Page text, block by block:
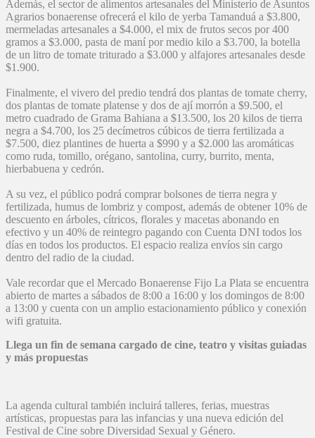
Además, el sector de alimentos artesanales del Ministerio de Asuntos
Agrarios bonaerense ofrecerá el kilo de yerba Tamanduá a $3.800,
mermeladas artesanales a $4.000, el mix de frutos secos por 400
gramos a $3.000, pasta de maní por medio kilo a $3.700, la botella
de un litro de tomate triturado a $3.000 y alfajores artesanales desde
$1.900.
Finalmente, el vivero del predio tendrá dos plantas de tomate cherry,
dos plantas de tomate platense y dos de ají morrón a $9.500, el
metro cuadrado de Grama Bahiana a $13.500, los 20 kilos de tierra
negra a $4.700, los 25 decímetros cúbicos de tierra fertilizada a
$7.500, diez plantines de huerta a $990 y a $2.000 las aromáticas
como ruda, tomillo, orégano, santolina, curry, burrito, menta,
hierbabuena y cedrón.
A su vez, el público podrá comprar bolsones de tierra negra y
fertilizada, humus de lombriz y compost, además de obtener 10% de
descuento en árboles, cítricos, florales y macetas abonando en
efectivo y un 40% de reintegro pagando con Cuenta DNI todos los
días en todos los productos. El espacio realiza envíos sin cargo
dentro del radio de la ciudad.
Vale recordar que el Mercado Bonaerense Fijo La Plata se encuentra
abierto de martes a sábados de 8:00 a 16:00 y los domingos de 8:00
a 13:00 y cuenta con un amplio estacionamiento público y conexión
wifi gratuita.
Llega un fin de semana cargado de cine, teatro y visitas guiadas
y más propuestas
La agenda cultural también incluirá talleres, ferias, muestras
artísticas, propuestas para las infancias y una nueva edición del
Festival de Cine sobre Diversidad Sexual y Género.